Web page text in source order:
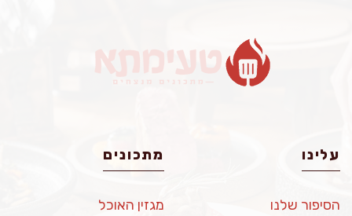
עלינו
הסיפור שלנו
מתכונים
מגזין האוכל